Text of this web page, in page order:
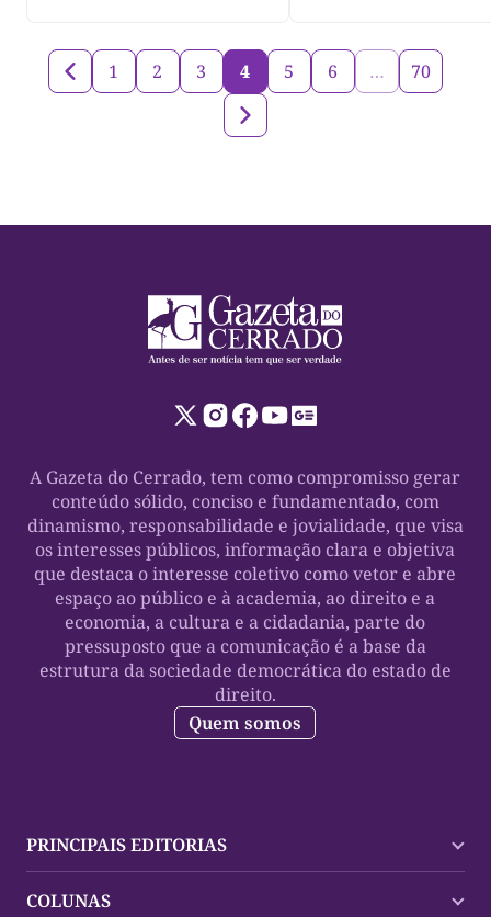
1 2 3 4 5 6 … 70
A Gazeta do Cerrado, tem como compromisso gerar
conteúdo sólido, conciso e fundamentado, com
dinamismo, responsabilidade e jovialidade, que visa
os interesses públicos, informação clara e objetiva
que destaca o interesse coletivo como vetor e abre
espaço ao público e à academia, ao direito e a
economia, a cultura e a cidadania, parte do
pressuposto que a comunicação é a base da
estrutura da sociedade democrática do estado de
direito.
Quem somos
PRINCIPAIS EDITORIAS
COLUNAS